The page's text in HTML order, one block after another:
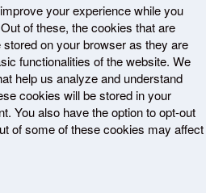
your experience while you
of these, the cookies that are
on your browser as they are
functionalities of the website. We
help us analyze and understand
cookies will be stored in your
You also have the option to opt-out
of some of these cookies may affect